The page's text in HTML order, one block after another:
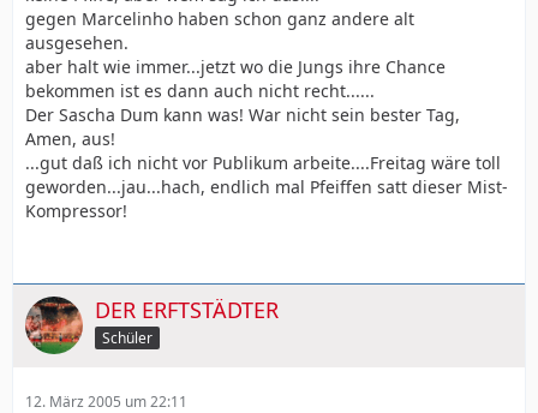
gegen Marcelinho haben schon ganz andere alt
ausgesehen.
aber halt wie immer...jetzt wo die Jungs ihre Chance
bekommen ist es dann auch nicht recht......
Der Sascha Dum kann was! War nicht sein bester Tag,
Amen, aus!
...gut daß ich nicht vor Publikum arbeite....Freitag wäre toll
geworden...jau...hach, endlich mal Pfeiffen satt dieser Mist-
Kompressor!
DER ERFTSTÄDTER
Schüler
12. März 2005 um 22:11